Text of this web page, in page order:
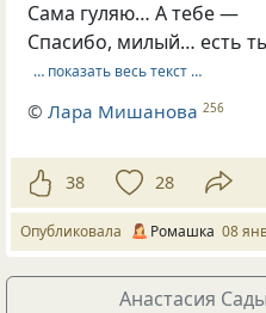
Сама гуляю… А тебе —
Спасибо, милый… есть
… показать весь текст …
©Лара Мишанова 256
38 28
Опубликовала Ромашка 08
Анастасия